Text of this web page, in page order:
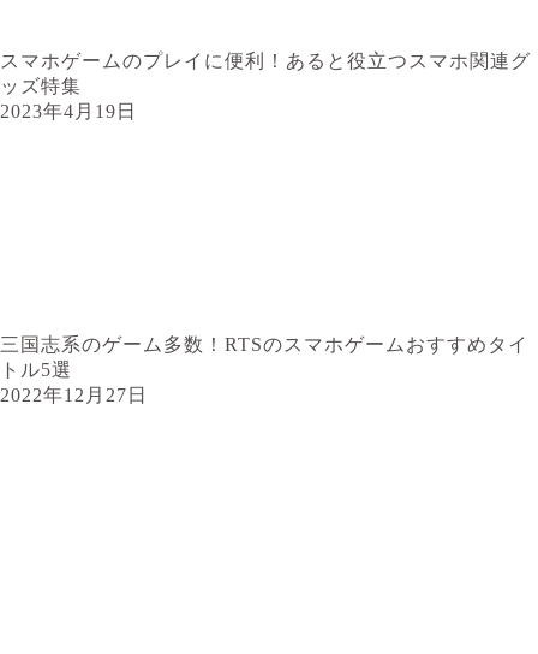
スマホゲームのプレイに便利！あると役立つスマホ関連グ
ッズ特集
2023年4月19日
三国志系のゲーム多数！RTSのスマホゲームおすすめタイ
トル5選
2022年12月27日